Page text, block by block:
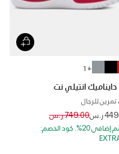
+ 1
تمرين للرجال
ر.س Price reduced from
749.00 ر.س to
*خصم إضافي 20%. كود الخصم: